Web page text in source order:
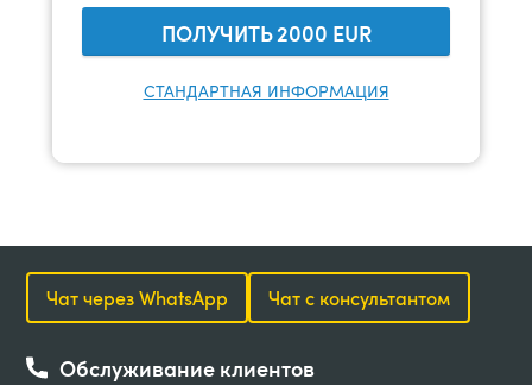
ПОЛУЧИТЬ2000 EUR
СТАНДАРТНАЯ ИНФОРМАЦИЯ
Чат через WhatsApp Чат с консультантом
Обслуживание клиентов